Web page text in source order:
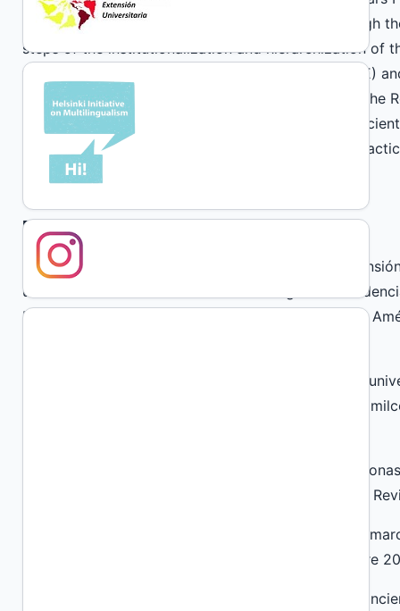
Secretari of Extension of the UNICEN, going through
steps of the institutionalization and hierarchization of
the regulation of the socio-education practice (PSE)
(Territorial Extension Points). He is coordinator of the
Extension (CREXU) and Editor of the Masquedós
CLACSO Group “Critical Extension: theories and
Caribbean”.
References
Cano, A. y Tommasino, H. (2016). Modelos de
universidades latinoamericanas en el siglo XXI:
Universidades, núm. 67. Unión de Universidades de
Carlevaro P. (2010). Intersecciones y uniones de la
Universidad Autónoma Metropolitana Unidad
Cataldi, M. (2020). El aislamiento social en las
el marco de la Pandemia de coronavirus COVID-19.
Díaz Langau, G.; Kessler, G.; della Paolera, C.;
COVID-19 en Argentina. Balance del primer semestre
Freire, P. (2013). ¿Extensión o comunicación? La